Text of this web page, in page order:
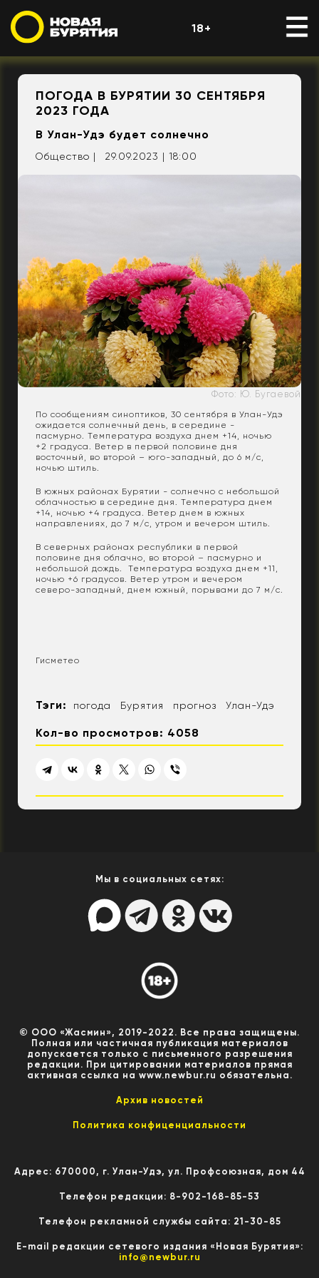
18+
ПОГОДА В БУРЯТИИ 30 СЕНТЯБРЯ
2023 ГОДА
В Улан-Удэ будет солнечно
Общество | 29.09.2023 | 18:00
Фото: Ю. Бугаевой
По сообщениям синоптиков, 30 сентября в Улан-Удэ
ожидается солнечный день, в середине -
пасмурно. Температура воздуха днем +14, ночью
+2 градуса. Ветер в первой половине дня
восточный, во второй – юго-западный, до 6 м/с,
ночью штиль.
В южных районах Бурятии - солнечно с небольшой
облачностью в середине дня. Температура днем
+14, ночью +4 градуса. Ветер днем в южных
направлениях, до 7 м/с, утром и вечером штиль.
В северных районах республики в первой
половине дня облачно, во второй – пасмурно и
небольшой дождь. Температура воздуха днем +11,
ночью +6 градусов. Ветер утром и вечером
северо-западный, днем южный, порывами до 7 м/с.
Гисметео
Тэги: погода Бурятия прогноз Улан-Удэ
Кол-во просмотров: 4058
Мы в социальных сетях:
© ООО «Жасмин», 2019-2022. Все права защищены.
Полная или частичная публикация материалов
допускается только с письменного разрешения
редакции. При цитировании материалов прямая
активная ссылка на www.newbur.ru обязательна.
Архив новостей
Политика конфиценциальности
Адрес: 670000, г. Улан-Удэ, ул. Профсоюзная, дом 44
Телефон редакции: 8-902-168-85-53
Телефон рекламной службы сайта: 21-30-85
E-mail редакции сетевого издания «Новая Бурятия»:
info@newbur.ru